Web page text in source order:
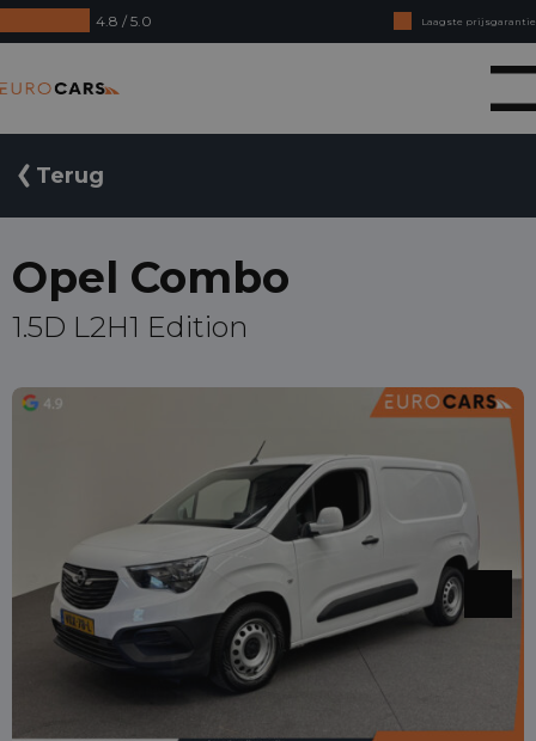
4.8 / 5.0
Laagste prijsgarantie
Online kopen, niet goed geld terug
Financial lease - Soepele acceptatie
Terug
Opel Combo
1.5D L2H1 Edition